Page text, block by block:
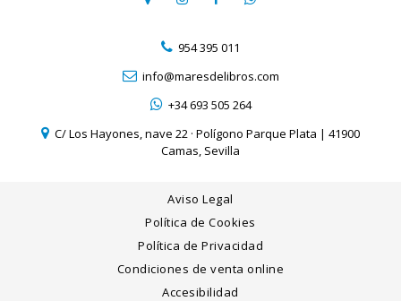
954 395 011
info@maresdelibros.com
+34 693 505 264
C/ Los Hayones, nave 22 · Polígono Parque Plata | 41900
Camas, Sevilla
Aviso Legal
Política de Cookies
Política de Privacidad
Condiciones de venta online
Accesibilidad